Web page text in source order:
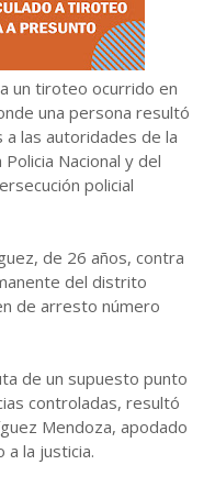
un tiroteo ocurrido en
una persona resultó
las autoridades de la
Nacional y del
policial
de 26 años, contra
del distrito
de arresto número
de un supuesto punto
controladas, resultó
Mendoza, apodado
la justicia.